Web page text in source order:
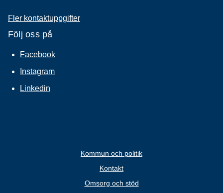
Fler kontaktuppgifter
Följ oss på
Facebook
Instagram
Linkedin
Kommun och politik
Kontakt
Omsorg och stöd